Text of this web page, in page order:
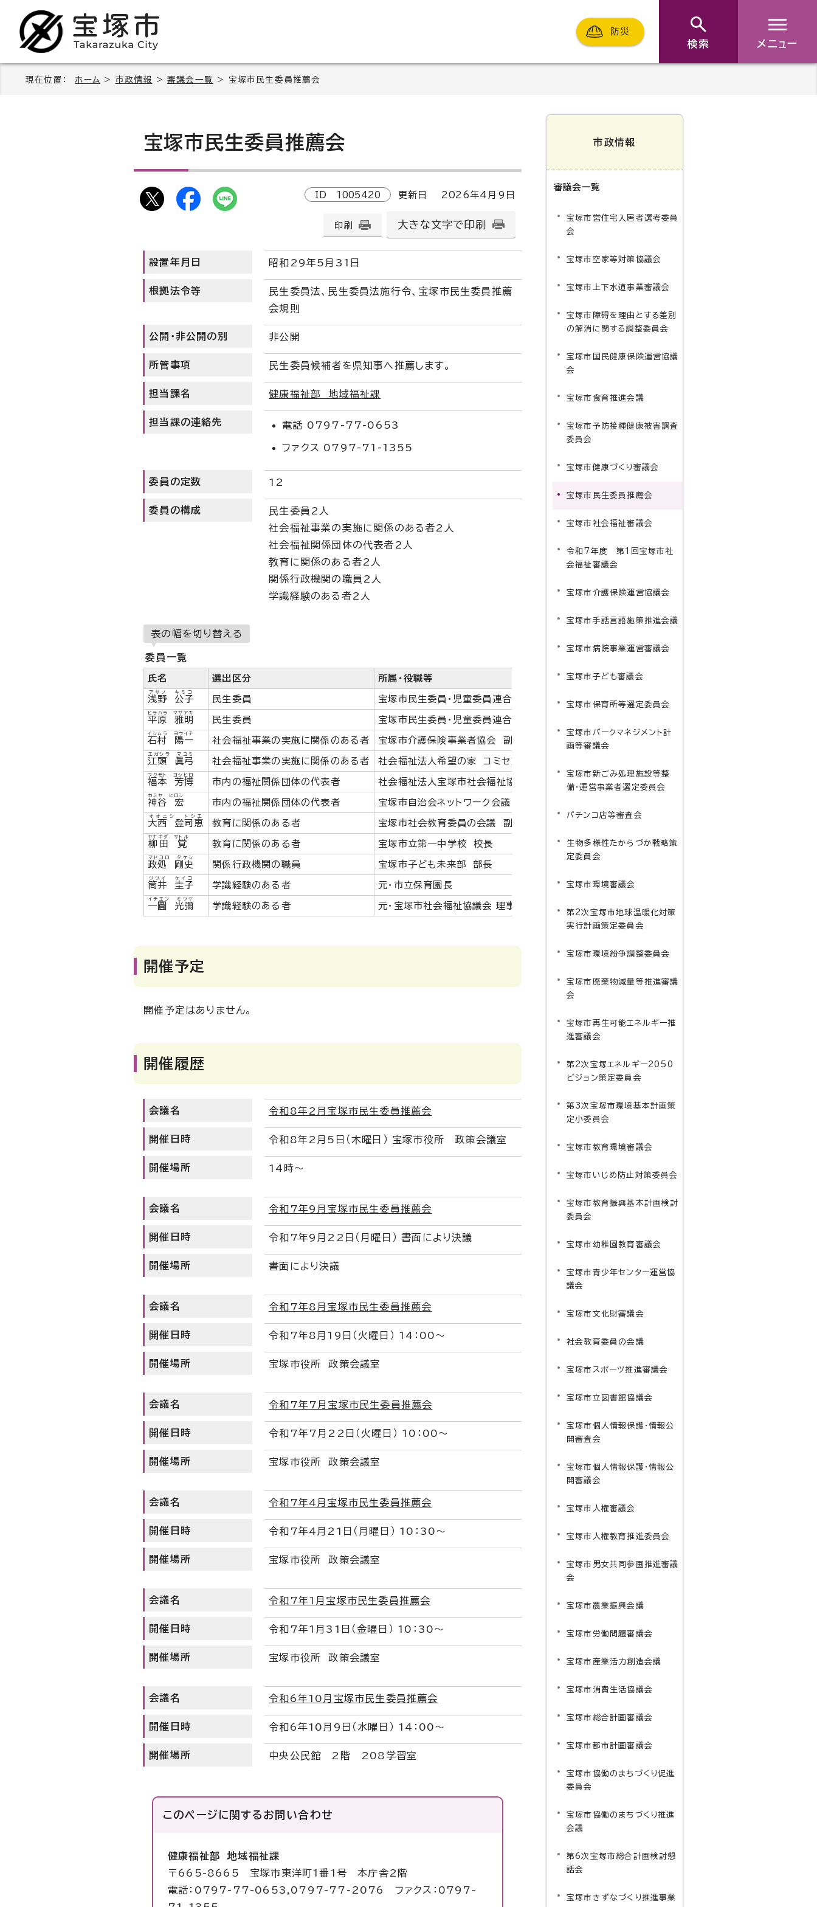
防災
検索 メニュー
現在位置： ホーム > 市政情報 >審議会一覧 > 宝塚市民生委員推薦会
宝塚市民生委員推薦会
ID 1005420 更新日 2026年4月9日
印刷 大きな文字で印刷
設置年月日 昭和29年5月31日
根拠法令等
民生委員法、民生委員法施行令、宝塚市民生委員推薦
会規則
公開・非公開の別 非公開
所管事項 民生委員候補者を県知事へ推薦します。
担当課名 健康福祉部 地域福祉課
担当課の連絡先 電話 0797-77-0653
ファクス 0797-71-1355
委員の定数 12
委員の構成
民生委員2人
社会福祉事業の実施に関係のある者2人
社会福祉関係団体の代表者2人
教育に関係のある者2人
関係行政機関の職員2人
学識経験のある者2人
表の幅を切り替える
委員一覧
氏名 選出区分 所属・役職等
浅野 公子
アサノ キミコ
民生委員 宝塚市民生委員・児童委員連合会
平原 雅明
ヒラハラ マサアキ
民生委員 宝塚市民生委員・児童委員連合会
石村 陽一
イシムラ ヨウイチ
社会福祉事業の実施に関係のある者 宝塚市介護保険事業者協会 副会長
江頭 眞弓
エガシラ マユミ
社会福祉事業の実施に関係のある者 社会福祉法人希望の家 コミセン希望 所長
福本 芳博
フクモト ヨシヒロ
市内の福祉関係団体の代表者 社会福祉法人宝塚市社会福祉協議会 理事長
神谷 宏
カミヤ ヒロシ
市内の福祉関係団体の代表者 宝塚市自治会ネットワーク会議 代表
大西 登司恵
オオニシ トシエ
教育に関係のある者 宝塚市社会教育委員の会議 副議長
柳田 覚
ヤナギダ サトル
教育に関係のある者 宝塚市立第一中学校 校長
政処 剛史
マドコロ タケシ
関係行政機関の職員 宝塚市子ども未来部 部長
筒井 圭子
ツツイ ケイコ
学識経験のある者 元・市立保育園長
一圓 光彌
イチエン ミツヤ
学識経験のある者 元・宝塚市社会福祉協議会 理事
開催予定
開催予定はありません。
開催履歴
会議名 令和8年2月宝塚市民生委員推薦会
開催日時 令和8年2月5日（木曜日） 宝塚市役所 政策会議室
開催場所 14時～
会議名 令和7年9月宝塚市民生委員推薦会
開催日時 令和7年9月22日（月曜日） 書面により決議
開催場所 書面により決議
会議名 令和7年8月宝塚市民生委員推薦会
開催日時 令和7年8月19日（火曜日） 14：00～
開催場所 宝塚市役所 政策会議室
会議名 令和7年7月宝塚市民生委員推薦会
開催日時 令和7年7月22日（火曜日） 10：00～
開催場所 宝塚市役所 政策会議室
会議名 令和7年4月宝塚市民生委員推薦会
開催日時 令和7年4月21日（月曜日） 10：30～
開催場所 宝塚市役所 政策会議室
会議名 令和7年1月宝塚市民生委員推薦会
開催日時 令和7年1月31日（金曜日） 10：30～
開催場所 宝塚市役所 政策会議室
会議名 令和6年10月宝塚市民生委員推薦会
開催日時 令和6年10月9日（水曜日） 14：00～
開催場所 中央公民館 2階 208学習室
このページに関する お問い合わせ
健康福祉部 地域福祉課
〒665-8665 宝塚市東洋町1番1号 本庁舎2階
電話：0797-77-0653,0797-77-2076 ファクス：0797-
市政情報
審議会一覧
宝塚市営住宅入居者選考委員
会
宝塚市空家等対策協議会
宝塚市上下水道事業審議会
宝塚市障碍を理由とする差別
の解消に関する調整委員会
宝塚市国民健康保険運営協議
会
宝塚市食育推進会議
宝塚市予防接種健康被害調査
委員会
宝塚市健康づくり審議会
宝塚市民生委員推薦会
宝塚市社会福祉審議会
令和7年度 第1回宝塚市社
会福祉審議会
宝塚市介護保険運営協議会
宝塚市手話言語施策推進会議
宝塚市病院事業運営審議会
宝塚市子ども審議会
宝塚市保育所等選定委員会
宝塚市パークマネジメント計
画等審議会
宝塚市新ごみ処理施設等整
備・運営事業者選定委員会
パチンコ店等審査会
生物多様性たからづか戦略策
定委員会
宝塚市環境審議会
第2次宝塚市地球温暖化対策
実行計画策定委員会
宝塚市環境紛争調整委員会
宝塚市廃棄物減量等推進審議
会
宝塚市再生可能エネルギー推
進審議会
第2次宝塚エネルギー2050
ビジョン策定委員会
第3次宝塚市環境基本計画策
定小委員会
宝塚市教育環境審議会
宝塚市いじめ防止対策委員会
宝塚市教育振興基本計画検討
委員会
宝塚市幼稚園教育審議会
宝塚市青少年センター運営協
議会
宝塚市文化財審議会
社会教育委員の会議
宝塚市スポーツ推進審議会
宝塚市立図書館協議会
宝塚市個人情報保護・情報公
開審査会
宝塚市個人情報保護・情報公
開審議会
宝塚市人権審議会
宝塚市人権教育推進委員会
宝塚市男女共同参画推進審議
会
宝塚市農業振興会議
宝塚市労働問題審議会
宝塚市産業活力創造会議
宝塚市消費生活協議会
宝塚市総合計画審議会
宝塚市都市計画審議会
宝塚市協働のまちづくり促進
委員会
宝塚市協働のまちづくり推進
会議
第6次宝塚市総合計画検討懇
話会
宝塚市きずなづくり推進事業